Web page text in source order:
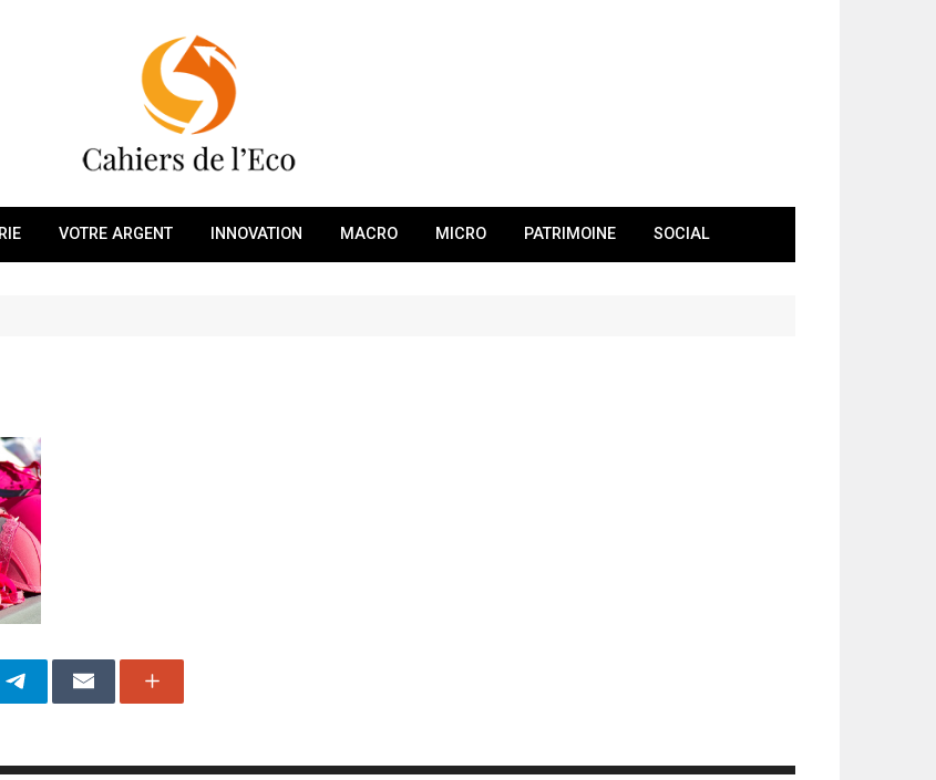
VOTRE ARGENT INNOVATION MACRO MICRO PATRIMOINE SOCIAL